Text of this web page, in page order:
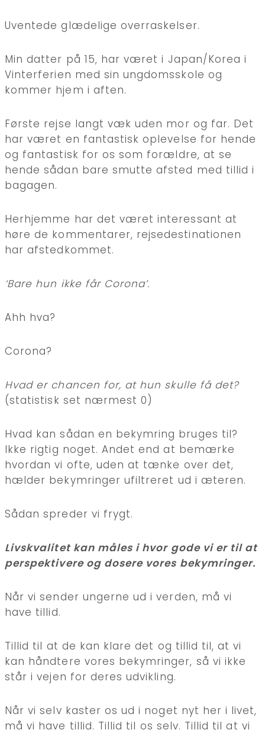
Uventede glædelige overraskelser.
Min datter på 15, har været i Japan/Korea i
Vinterferien med sin ungdomsskole og
kommer hjem i aften.
Første rejse langt væk uden mor og far. Det
har været en fantastisk oplevelse for hende
og fantastisk for os som forældre, at se
hende sådan bare smutte afsted med tillid i
bagagen.
Herhjemme har det været interessant at
høre de kommentarer, rejsedestinationen
har afstedkommet.
‘Bare hun ikke får Corona’.
Ahh hva?
Corona?
Hvad er chancen for, at hun skulle få det?
(statistisk set nærmest 0)
Hvad kan sådan en bekymring bruges til?
Ikke rigtig noget. Andet end at bemærke
hvordan vi ofte, uden at tænke over det,
hælder bekymringer ufiltreret ud i æteren.
Sådan spreder vi frygt.
Livskvalitet kan måles i hvor gode vi er til at
perspektivere og dosere vores bekymringer.
Når vi sender ungerne ud i verden, må vi
have tillid.
Tillid til at de kan klare det og tillid til, at vi
kan håndtere vores bekymringer, så vi ikke
står i vejen for deres udvikling.
Når vi selv kaster os ud i noget nyt her i livet,
må vi have tillid. Tillid til os selv. Tillid til at vi